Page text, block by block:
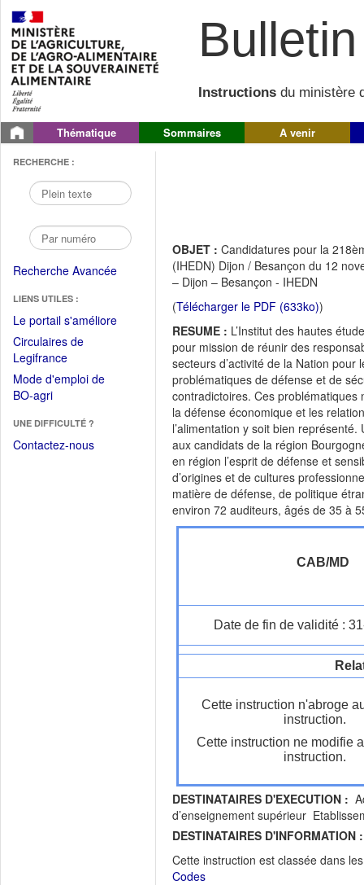
Instructions du ministère
Thématique Sommaires A venir
RECHERCHE :
Recherche Avancée
LIENS UTILES :
Le portail s'améliore(Fichier
Circulaires de
Legifrance(Ouvrir
dans
une
fenêtre)
Mode d'emploi de
BO-agri(Ouvrir
une
nouvelle
UNE DIFFICULTÉ ?
Contactez-nous
OBJET : Candidatures pour la
(IHEDN) Dijon / Besançon du 12
– Dijon – Besançon - IHEDN
(Télécharger le PDF (633ko))
RESUME : L’Institut des hautes
pour mission de réunir des
secteurs d’activité de la Nation
problématiques de défense et de
contradictoires. Ces
la défense économique et les
l’alimentation y soit bien
aux candidats de la région
en région l’esprit de défense et
d’origines et de cultures
matière de défense, de politique
environ 72 auditeurs, âgés de 35 à
CAB/MD
Date de fin de validité :
Cette instruction n'abroge
instruction.
Cette instruction ne modifie
instruction.
DESTINATAIRES D'EXECUTION :
d’enseignement supérieur
DESTINATAIRES D'INFORMATION :
Cette instruction est classée dans
Codes